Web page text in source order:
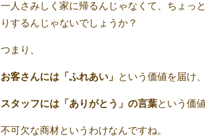
一人さみしく家に帰るんじゃなくて、ちょっ
りするんじゃないでしょうか？
つまり、
お客さんには「ふれあい」 という価値を届け、
スタッフには「ありがとう」の言葉という価
不可欠な商材というわけなんですね。